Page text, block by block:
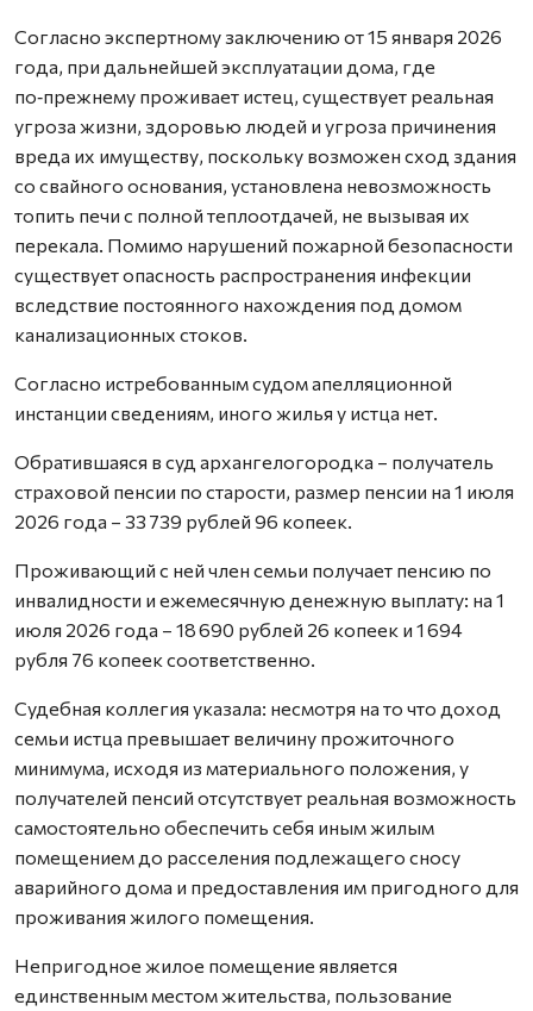
Согласно экспертному заключению от 15 января 2026
года, при дальнейшей эксплуатации дома, где
по‑прежнему проживает истец, существует реальная
угроза жизни, здоровью людей и угроза причинения
вреда их имуществу, поскольку возможен сход здания
со свайного основания, установлена невозможность
топить печи с полной теплоотдачей, не вызывая их
перекала. Помимо нарушений пожарной безопасности
существует опасность распространения инфекции
вследствие постоянного нахождения под домом
канализационных стоков.
Согласно истребованным судом апелляционной
инстанции сведениям, иного жилья у истца нет.
Обратившаяся в суд архангелогородка – получатель
страховой пенсии по старости, размер пенсии на 1 июля
2026 года – 33 739 рублей 96 копеек.
Проживающий с ней член семьи получает пенсию по
инвалидности и ежемесячную денежную выплату: на 1
июля 2026 года – 18 690 рублей 26 копеек и 1 694
рубля 76 копеек соответственно.
Судебная коллегия указала: несмотря на то что доход
семьи истца превышает величину прожиточного
минимума, исходя из материального положения, у
получателей пенсий отсутствует реальная возможность
самостоятельно обеспечить себя иным жилым
помещением до расселения подлежащего сносу
аварийного дома и предоставления им пригодного для
проживания жилого помещения.
Непригодное жилое помещение является
единственным местом жительства, пользование